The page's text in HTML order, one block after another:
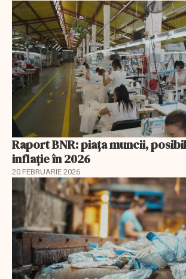
Raport BNR: piața muncii,
inflație în 2026
20 FEBRUARIE 2026